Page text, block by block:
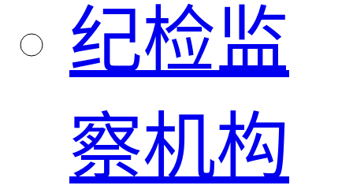
纪检监
察机构